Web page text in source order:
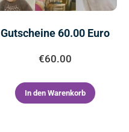
Gutscheine 60.00 Euro
€60.00
In den Warenkorb